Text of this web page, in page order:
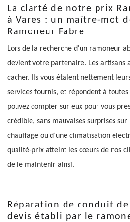
La clarté de notre prix
à Vares : un maître-mot
Ramoneur Fabre
Lors de la recherche d'un ramoneur
devient votre partenaire. Les artisans
cacher. Ils vous étalent nettement
services fournis, et répondent à toutes
pouvez compter sur eux pour vous
crédible, sans mauvaises surprises
chauffage ou d’une climatisation
qualité-prix atteint les cœurs de nos
de le maintenir ainsi.
Réparation de conduit
devis établi par le